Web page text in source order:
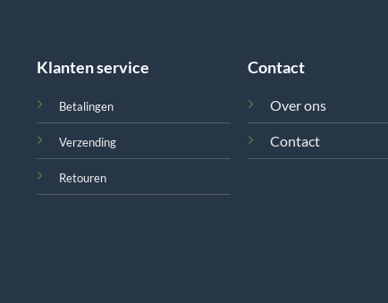
Klanten service
Betalingen
Verzending
Retouren
Contact
Over ons
Contact